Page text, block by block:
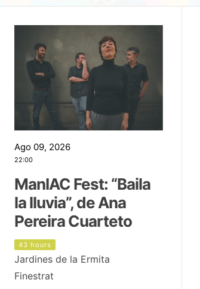
Ago 09, 2026
22:00
ManIAC Fest: “Baila
la lluvia”, de Ana
Pereira Cuarteto
43 hours
Jardines de la Ermita
Finestrat